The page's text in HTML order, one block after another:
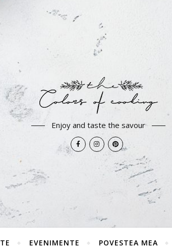
Enjoy and taste the savour
EVENIMENTE POVESTEA MEA